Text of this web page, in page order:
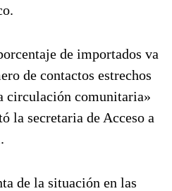
de importados va
de contactos estrechos
circulación comunitaria»
la secretaria de Acceso a
de la situación en las